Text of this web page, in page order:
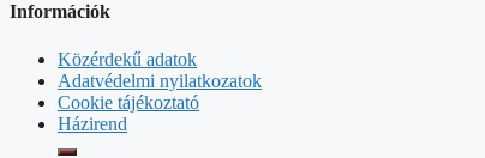
Információk
Közérdekű adatok
Adatvédelmi nyilatkozatok
Cookie tájékoztató
Házirend